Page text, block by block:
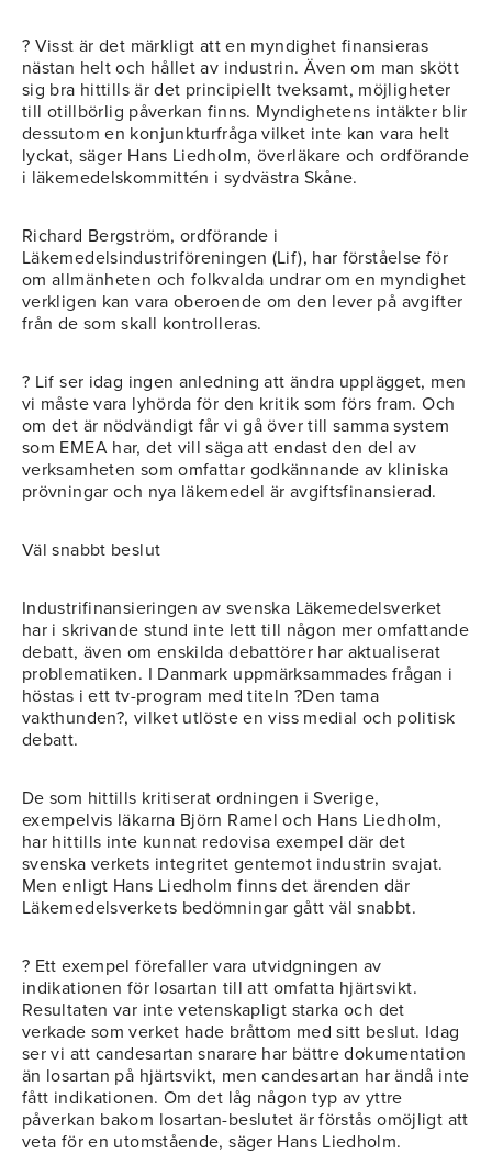
? Visst är det märkligt att en myndighet finansieras
nästan helt och hållet av industrin. Även om man skött
sig bra hittills är det principiellt tveksamt, möjligheter
till otillbörlig påverkan finns. Myndighetens intäkter blir
dessutom en konjunkturfråga vilket inte kan vara helt
lyckat, säger Hans Liedholm, överläkare och ordförande
i läkemedelskommittén i sydvästra Skåne.
Richard Bergström, ordförande i
Läkemedelsindustriföreningen (Lif), har förståelse för
om allmänheten och folkvalda undrar om en myndighet
verkligen kan vara oberoende om den lever på avgifter
från de som skall kontrolleras.
? Lif ser idag ingen anledning att ändra upplägget, men
vi måste vara lyhörda för den kritik som förs fram. Och
om det är nödvändigt får vi gå över till samma system
som EMEA har, det vill säga att endast den del av
verksamheten som omfattar godkännande av kliniska
prövningar och nya läkemedel är avgiftsfinansierad.
Väl snabbt beslut
Industrifinansieringen av svenska Läkemedelsverket
har i skrivande stund inte lett till någon mer omfattande
debatt, även om enskilda debattörer har aktualiserat
problematiken. I Danmark uppmärksammades frågan i
höstas i ett tv-program med titeln ?Den tama
vakthunden?, vilket utlöste en viss medial och politisk
debatt.
De som hittills kritiserat ordningen i Sverige,
exempelvis läkarna Björn Ramel och Hans Liedholm,
har hittills inte kunnat redovisa exempel där det
svenska verkets integritet gentemot industrin svajat.
Men enligt Hans Liedholm finns det ärenden där
Läkemedelsverkets bedömningar gått väl snabbt.
? Ett exempel förefaller vara utvidgningen av
indikationen för losartan till att omfatta hjärtsvikt.
Resultaten var inte vetenskapligt starka och det
verkade som verket hade bråttom med sitt beslut. Idag
ser vi att candesartan snarare har bättre dokumentation
än losartan på hjärtsvikt, men candesartan har ändå inte
fått indikationen. Om det låg någon typ av yttre
påverkan bakom losartan-beslutet är förstås omöjligt att
veta för en utomstående, säger Hans Liedholm.